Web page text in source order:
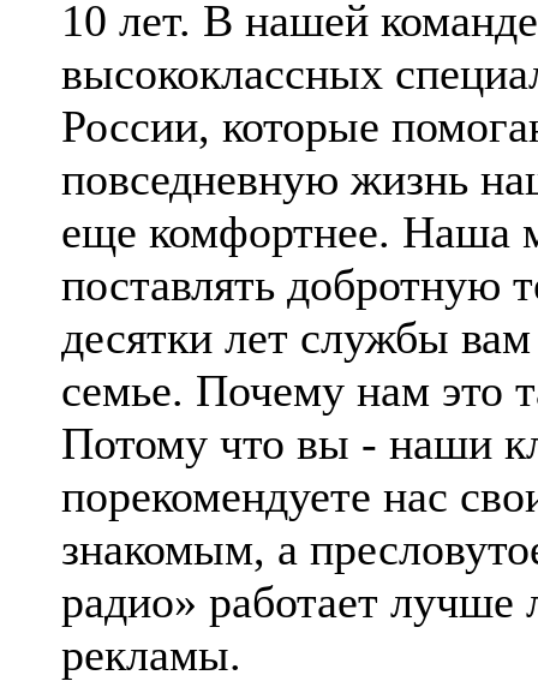
10 лет. В нашей
высококлассных
России, которые
повседневную жизнь
еще комфортнее. Наша
поставлять добротную
десятки лет службы
семье. Почему нам это
Потому что вы - наши
порекомендуете нас
знакомым, а
радио» работает лучше
рекламы.